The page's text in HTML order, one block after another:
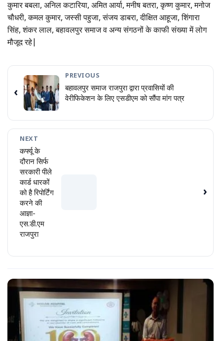
कुमार बबला, अनिल कटारिया, अमित आर्या, मनीष बतरा, कृष्ण कुमार, मनोज
चौधरी, कमल कुमार, जस्सी पहुजा, संजय डाबरा, दीक्षित आहूजा, शिंगारा
सिंह, शंकर लाल, बहावलपुर समाज व अन्य संगठनों के काफी संख्या में लोग
मौजूद रहे|
‹
PREVIOUS
बहावलपुर समाज राजपुरा द्वारा प्रवासियों की
वेरीफिकेशन के लिए एसडीएम को सौंपा मांग पत्र
NEXT
कर्फ्यू के
दौरान सिर्फ
सरकारी पीले
कार्ड धारकों
को है रिपोर्टिंग
करने की
आज्ञा-
एस.डी.एम
राजपुरा
›